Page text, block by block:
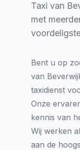
Taxi van
met
Bent u op
van
taxidienst
Onze
kennis van
Wij werken
aan de